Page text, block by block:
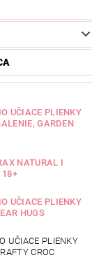
UČIACE PLIENKY
GARDEN
NATURAL I
18+
UČIACE PLIENKY
HUGS
UČIACE PLIENKY
CROC